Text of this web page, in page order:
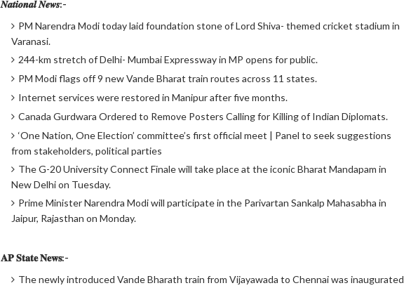
𝑵𝒂𝒕𝒊𝒐𝒏𝒂𝒍 𝑵𝒆𝒘𝒔:-
PM Narendra Modi today laid foundation stone of Lord Shiva- themed cricket stadium in
Varanasi.
244-km stretch of Delhi- Mumbai Expressway in MP opens for public.
PM Modi flags off 9 new Vande Bharat train routes across 11 states.
Internet services were restored in Manipur after five months.
Canada Gurdwara Ordered to Remove Posters Calling for Killing of Indian Diplomats.
‘One Nation, One Election’ committee’s first official meet | Panel to seek suggestions
from stakeholders, political parties
The G-20 University Connect Finale will take place at the iconic Bharat Mandapam in
New Delhi on Tuesday.
Prime Minister Narendra Modi will participate in the Parivartan Sankalp Mahasabha in
Jaipur, Rajasthan on Monday.
𝐀𝐏 𝐒𝐭𝐚𝐭𝐞 𝐍𝐞𝐰𝐬:-
The newly introduced Vande Bharath train from Vijayawada to Chennai was inaugurated